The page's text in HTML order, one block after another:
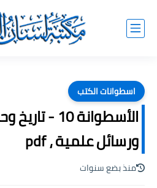
اسطوانات الكتب
الأسطوانة 10
ورسائل علمية ، pdf
منذ بضع سنوات